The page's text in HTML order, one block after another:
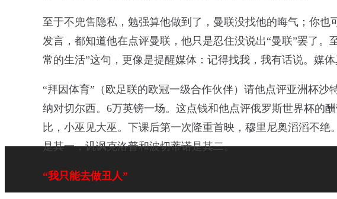
至于不兜售隐私，勉强算他做到了，曼联没找他的晦气；你也
发言，都知道他在点评曼联，他只是忍住没说出“曼联”罢了。
常的生活”这句，更像是提醒媒体：记得找我，我有话说。媒体
“拜因体育”（欧足联的欧冠一级合作伙伴）请他点评亚洲杯沙
纳对切尔西。6万英镑一场。这点钱和他点评俄罗斯世界杯的
比，小巫见大巫。下课后第一次隆重首映，穆里尼奥滔滔不绝
是其一，讥讽克洛普和波切蒂诺是其二。
“我只能去做丑人”